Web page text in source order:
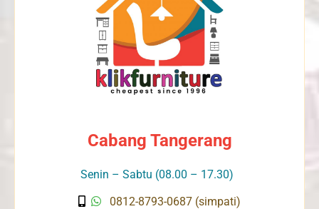
Cabang Tangerang
Senin – Sabtu (08.00 – 17.30)
0812-8793-0687 (simpati)